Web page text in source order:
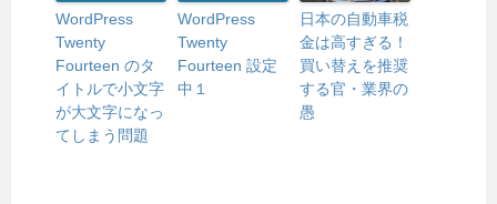
WordPress
Twenty
Fourteen のタ
イトルで小文字
が大文字になっ
てしまう問題
WordPress
Twenty
Fourteen 設定
中１
日本の自動車税
金は高すぎる！
買い替えを推奨
する官・業界の
愚